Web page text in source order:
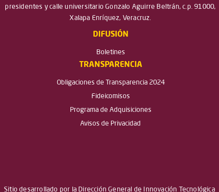
presidentes y calle universitario Gonzalo Aguirre Beltrán, c.p. 91000,
Xalapa Enríquez, Veracruz.
DIFUSIÓN
Boletines
TRANSPARENCIA
Obligaciones de Transparencia 2024
Fideicomisos
Programa de Adquisiciones
Avisos de Privacidad
Sitio desarrollado por la Dirección General de Innovación Tecnológica